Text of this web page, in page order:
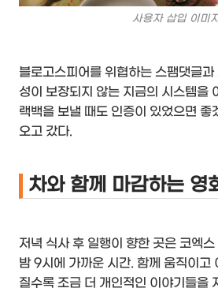
사용자 삽입 이미
블로고스피어를 위협하는 스팸댓글과
성이 보장되지 않는 지금의 시스템을
랙백을 보낼 때도 인증이 있었으면 좋
오고 갔다.
차와 함께 마감하는 영
저녁 식사 후 일행이 향한 곳은 코엑스
밤 9시에 가까운 시간. 함께 움직이고
질수록 조금 더 개인적인 이야기들을